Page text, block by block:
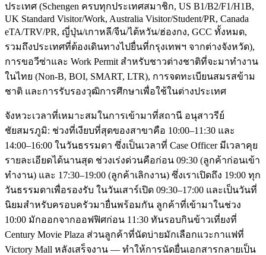
ประเทศ (Schengen ครบทุกประเทศสมาชิก, US B1/B2/F1/H1B,
UK Standard Visitor/Work, Australia Visitor/Student/PR, Canada
eTA/TRV/PR, ญี่ปุ่น/เกาหลี/จีน/ไต้หวัน/ฮ่องกง, GCC ทั้งหมด,
รวมถึงประเทศที่ต้องเดินทางไปยื่นที่กรุงเทพฯ จากต่างจังหวัด),
การขอวีซ่าและ Work Permit สำหรับชาวต่างชาติที่จะมาทำงาน
ในไทย (Non-B, BOI, SMART, LTR), การจดทะเบียนสมรสข้าม
ชาติ และการรับรองวุฒิการศึกษาเพื่อใช้ในต่างประเทศ
จังหวะเวลาที่เหมาะสมในการเข้ามาที่สถานี อนุสาวรีย์
ชัยสมรภูมิ: ช่วงที่เงียบที่สุดของสาขาคือ 10:00–11:30 และ
14:00–16:00 ในวันธรรมดา ซึ่งเป็นเวลาที่ Case Officer มีเวลาคุย
รายละเอียดได้นานสุด ช่วงเร่งด่วนคือก่อน 09:30 (ลูกค้าก่อนเข้า
ทำงาน) และ 17:30–19:00 (ลูกค้าเลิกงาน) ซึ่งเราเปิดถึง 19:00 ทุก
วันธรรมดาเพื่อรองรับ ในวันเสาร์เปิด 09:30–17:00 และเป็นวันที่
นิยมสำหรับครอบครัวมายื่นพร้อมกัน ลูกค้าที่เข้ามาในช่วง
10:00 มักออกจากออฟฟิศก่อน 11:30 ทันรอบกินข้าวเที่ยงที่
Century Movie Plaza ส่วนลูกค้าที่นัดบ่ายมักเลือกแวะกาแฟที่
Victory Mall หลังเสร็จงาน — ทำให้การนัดยื่นเอกสารกลายเป็น